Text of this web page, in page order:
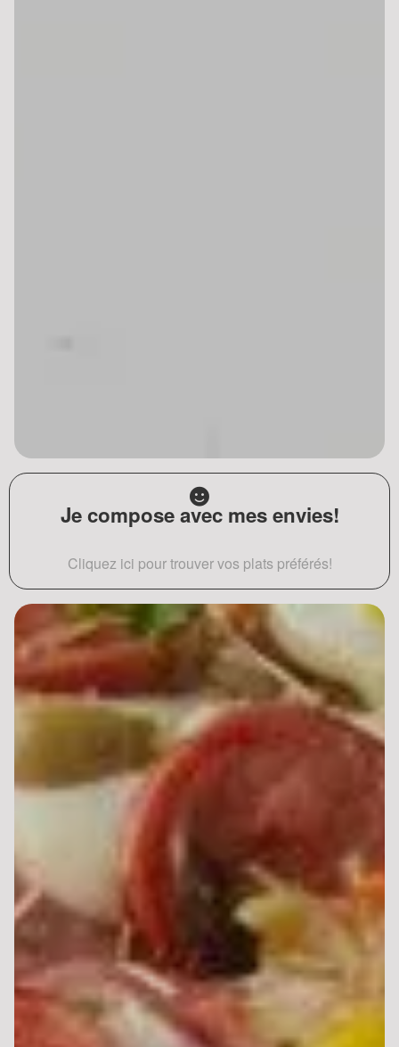
Je compose avec mes envies!
Cliquez ici pour trouver vos plats préférés!